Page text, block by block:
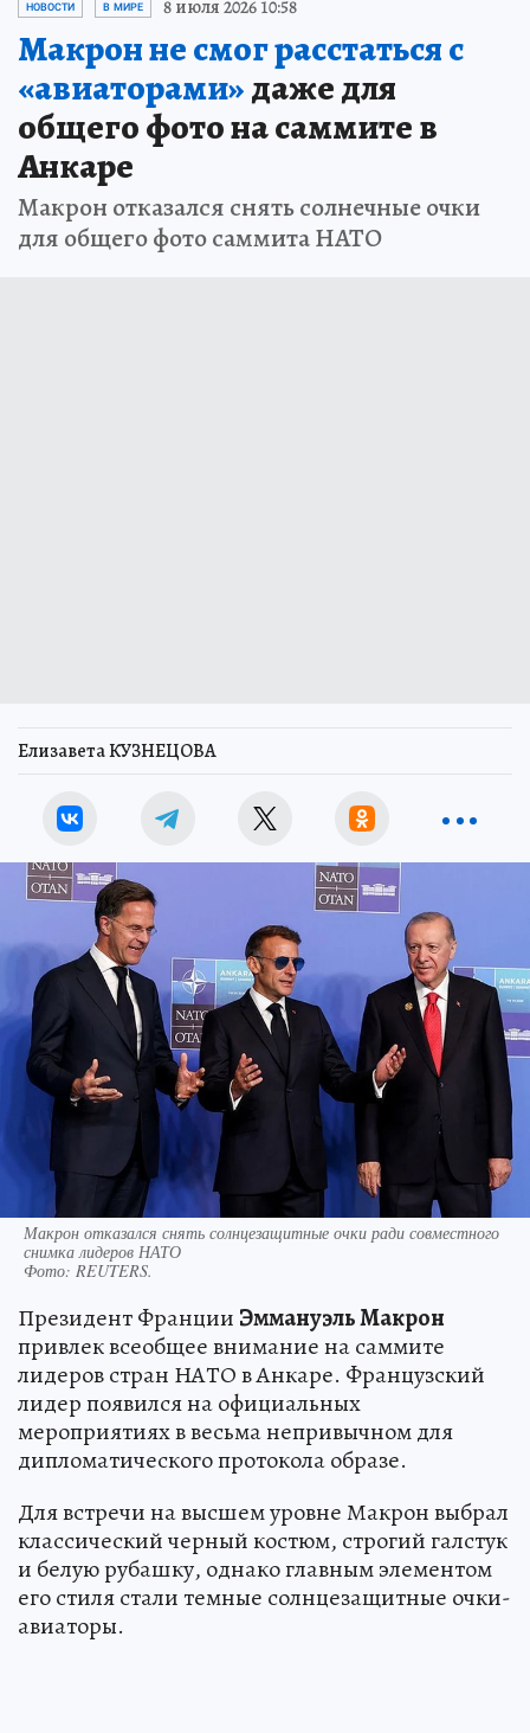
НОВОСТИ В МИРЕ 8 июля 2026 10:58
Макрон не смог расстаться с
«авиаторами»даже для
общего фото на саммите в
Анкаре
Макрон отказался снять солнечные очки
для общего фото саммита НАТО
Елизавета КУЗНЕЦОВА
Макрон отказался снять солнцезащитные очки ради совместного
снимка лидеров НАТО
Фото: REUTERS.
Президент Франции Эммануэль Макрон
привлек всеобщее внимание на саммите
лидеров стран НАТО в Анкаре. Французский
лидер появился на официальных
мероприятиях в весьма непривычном для
дипломатического протокола образе.
Для встречи на высшем уровне Макрон выбрал
классический черный костюм, строгий галстук
и белую рубашку, однако главным элементом
его стиля стали темные солнцезащитные очки-
авиаторы.